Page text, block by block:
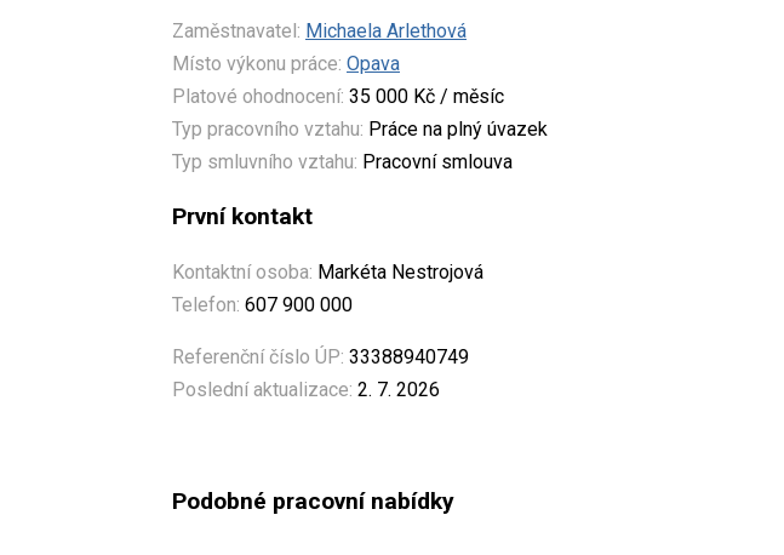
Zaměstnavatel: Michaela Arlethová
Místo výkonu práce: Opava
Platové ohodnocení: 35 000 Kč / měsíc
Typ pracovního vztahu: Práce na plný úvazek
Typ smluvního vztahu: Pracovní smlouva
První kontakt
Kontaktní osoba: Markéta Nestrojová
Telefon: 607 900 000
Referenční číslo ÚP: 33388940749
Poslední aktualizace: 2. 7. 2026
Podobné pracovní nabídky